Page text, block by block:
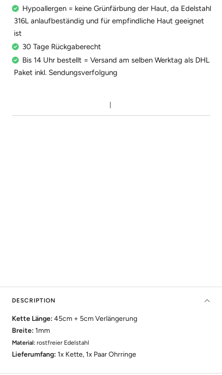
Hypoallergen = keine Grünfärbung der Haut, da Edelstahl
316L anlaufbeständig und für empfindliche Haut geeignet
ist
30 Tage Rückgaberecht
Bis 14 Uhr bestellt = Versand am selben Werktag als DHL
Paket inkl. Sendungsverfolgung
DESCRIPTION
Kette Länge: 45cm + 5cmVerlängerung
Breite: 1mm
Material: rostfreier Edelstahl
Lieferumfang: 1x Kette, 1x PaarOhrringe